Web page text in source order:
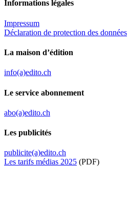
Informations légales
Impressum
Déclaration de protection des données
La maison d’édition
info(a)edito.ch
Le service abonnement
abo(a)edito.ch
Les publicités
publicite(a)edito.ch
Les tarifs médias 2025 (PDF)